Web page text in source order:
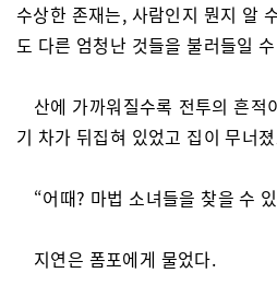
수상한 존재는, 사람인지 뭔지 알
도 다른 엄청난 것들을 불러들일
산에 가까워질수록 전투의 흔적
기 차가 뒤집혀 있었고 집이 무너
“어때? 마법 소녀들을 찾을 수
지연은 폼포에게 물었다.